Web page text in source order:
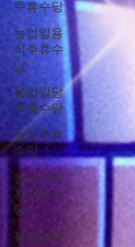
주휴수당
농업일용
직주휴수
당
농업일당
주휴수당
농장주휴
수당
농업근로
자주휴수
당
농촌알바